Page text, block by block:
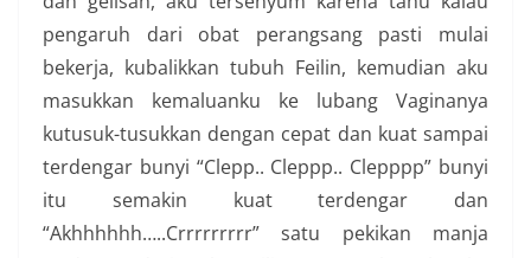
pengaruh dari obat perangsang pasti mulai
bekerja, kubalikkan tubuh Feilin, kemudian aku
masukkan kemaluanku ke lubang Vaginanya
kutusuk-tusukkan dengan cepat dan kuat sampai
terdengar bunyi “Clepp.. Cleppp.. Clepppp” bunyi
itu semakin kuat terdengar dan
“Akhhhhhh…..Crrrrrrrrr” satu pekikan manja